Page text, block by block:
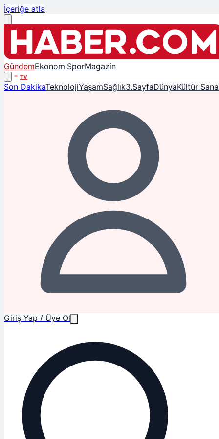
İçeriğe atla
GündemEkonomiSporMagazin
TV
Son DakikaTeknolojiYaşamSağlık3.SayfaDünyaKültür
Giriş Yap / Üye Ol